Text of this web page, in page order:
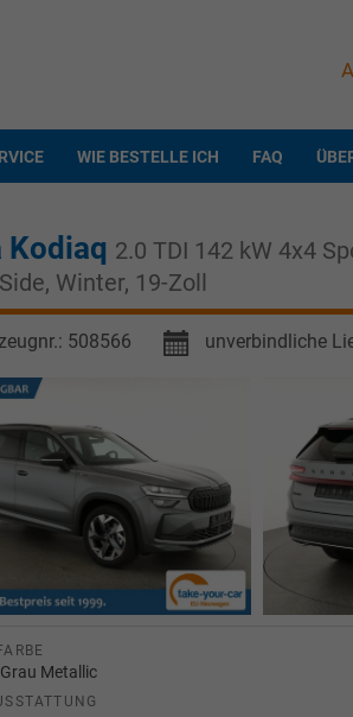
WIE BESTELLE ICH FAQ
Kodiaq 2.0 TDI 142 kW 4x4
Winter, 19-Zoll
508566 unverbindliche
Metallic